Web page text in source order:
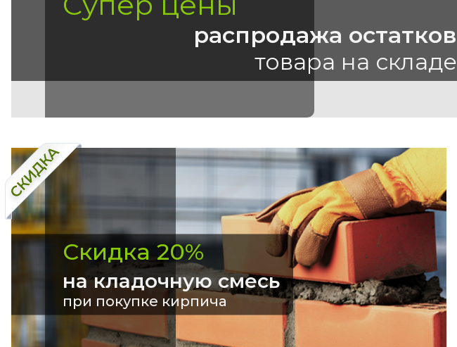
распродажа остатков
товара на складе
Скидка 20%
на кладочную смесь
при покупке кирпича